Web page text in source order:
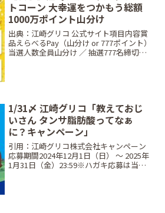
トコーン 大幸運をつかもう総額
1000万ポイント山分け
出典：江崎グリコ 公式サイト項目内容賞
品えらべるPay（山分け or 777ポイント）
当選人数全員山分け ／ 抽選777名締切日
1/31〆 江崎グリコ「教えておじ
いさん タンサ脂肪酸ってなぁ
に？キャンペーン」
引用：江崎グリコ株式会社キャンペーン
応募期間2024年12月1日（日） 〜 2025年
1月31日（金）23:59※ハガキ応募は当日